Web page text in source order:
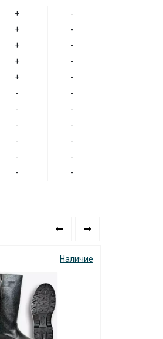
+
-
+
-
+
-
+
-
+
-
-
-
-
-
-
-
-
-
-
-
- -
Наличие